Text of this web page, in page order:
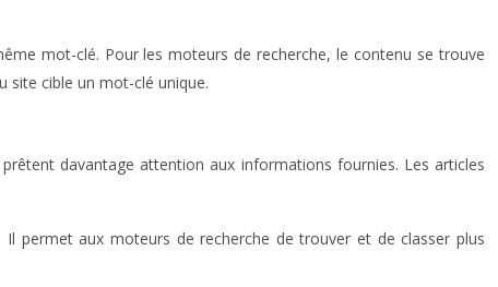
mot-clé. Pour les moteurs de recherche, le contenu se trouve
site cible un mot-clé unique.
prêtent davantage attention aux informations fournies. Les articles
permet aux moteurs de recherche de trouver et de classer plus